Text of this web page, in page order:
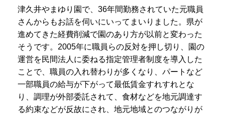
津久井やまゆり園で、36年間勤務されていた元職員
さんからもお話を伺いにいってまいりました。県が
進めてきた経費削減で園のあり方が以前と変わった
そうです。2005年に職員らの反対を押し切り、園の
運営を民間法人に委ねる指定管理者制度を導入した
ことで、職員の入れ替わりが多くなり、パートなど
一部職員の給与が下がって最低賃金すれすれとな
り、調理が外部委託されて、食材などを地元調達す
る約束などが反故にされ、地元地域とのつながりが